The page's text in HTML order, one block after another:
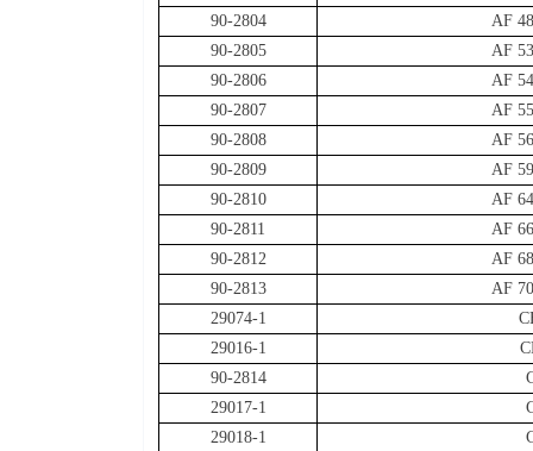
90-2804
AF
90-2805
AF
90-2806
AF
90-2807
AF
90-2808
AF
90-2809
AF
90-2810
AF
90-2811
AF
90-2812
AF
90-2813
AF
29074-1
29016-1
90-2814
29017-1
29018-1